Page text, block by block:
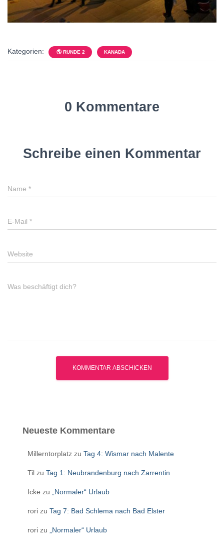
Kategorien: 🌎 RUNDE 2 KANADA
0 Kommentare
Schreibe einen Kommentar
Name *
E-Mail *
Website
Was beschäftigt dich?
Neueste Kommentare
Millerntorplatz zu Tag 4: Wismar nach Malente
Til zu Tag 1: Neubrandenburg nach Zarrentin
Icke zu „Normaler“ Urlaub
rori zu Tag 7: Bad Schlema nach Bad Elster
rori zu „Normaler“ Urlaub